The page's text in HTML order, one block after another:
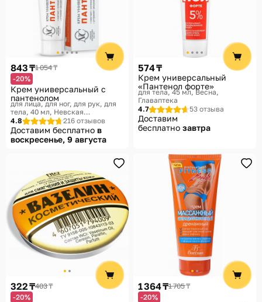
843 ₸1 054 ₸
-20%
Крем универсальный с
пантенолом
для лица, для ног, для рук, для
тела, 40 мл Невская
Косметика, Пантенол
4.8 216 отзывов
Доставим бесплатно в
воскресенье, 9 августа
574 ₸
Крем универсальный
«Пантенол форте»
для тела, 45 мл Весна,
Главаптека
4.7
53 отзыва
Доставим
бесплатно завтра
322 ₸403 ₸
-20%
1 364 ₸1 705 ₸
-20%
Избранное
История просмотров
Помощь
Способы доставки
Способы оплаты